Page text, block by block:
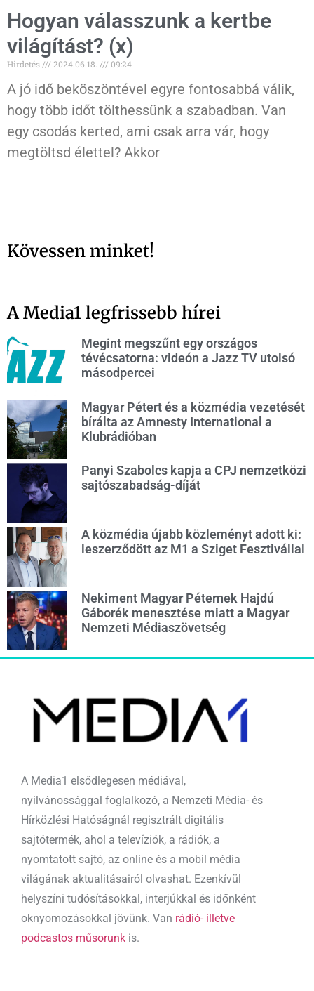
Hogyan válasszunk a kertbe
világítást? (x)
Hirdetés 2024.06.18. 09:24
A jó idő beköszöntével egyre fontosabbá válik,
hogy több időt tölthessünk a szabadban. Van
egy csodás kerted, ami csak arra vár, hogy
megtöltsd élettel? Akkor
Kövessen minket!
A Media1 legfrissebb hírei
Megint megszűnt egy országos
tévécsatorna: videón a Jazz TV utolsó
másodpercei
Magyar Pétert és a közmédia vezetését
bírálta az Amnesty International a
Klubrádióban
Panyi Szabolcs kapja a CPJ nemzetközi
sajtószabadság-díját
A közmédia újabb közleményt adott ki:
leszerződött az M1 a Sziget Fesztivállal
Nekiment Magyar Péternek Hajdú
Gáborék menesztése miatt a Magyar
Nemzeti Médiaszövetség
A Media1 elsődlegesen médiával,
nyilvánossággal foglalkozó, a Nemzeti Média- és
Hírközlési Hatóságnál regisztrált digitális
sajtótermék, ahol a televíziók, a rádiók, a
nyomtatott sajtó, az online és a mobil média
világának aktualitásairól olvashat. Ezenkívül
helyszíni tudósításokkal, interjúkkal és időnként
oknyomozásokkal jövünk. Van rádió- illetve
podcastos műsorunk is.